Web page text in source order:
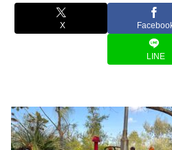
X
LINE